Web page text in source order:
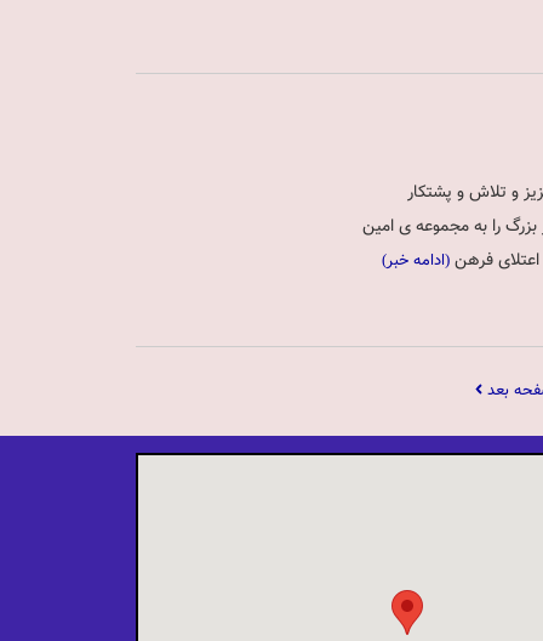
و تلاش و پشتکار
را به مجموعه ی امین
فرهن(ادامه خبر)
بعد